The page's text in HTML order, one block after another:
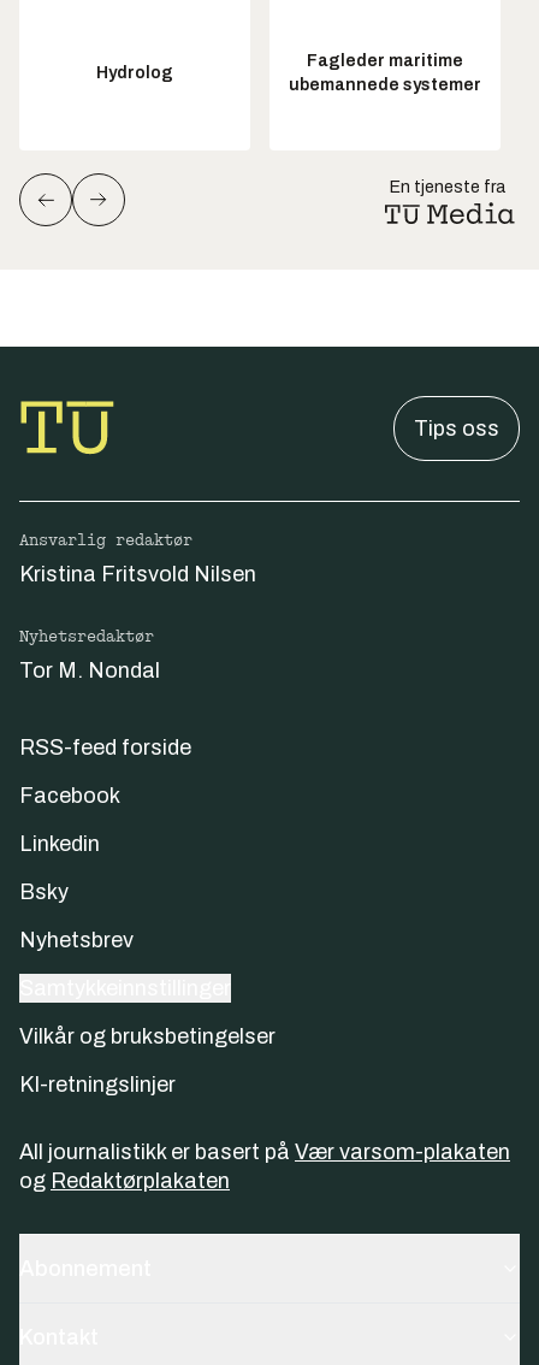
Hydrolog
Fagleder maritime
ubemannede systemer
En tjeneste fra
Tips oss
Ansvarlig redaktør
Kristina Fritsvold Nilsen
Nyhetsredaktør
Tor M. Nondal
RSS-feed forside
Facebook
Linkedin
Bsky
Nyhetsbrev
Vilkår og bruksbetingelser
KI-retningslinjer
All journalistikk er basert på Vær varsom-plakaten
og Redaktørplakaten